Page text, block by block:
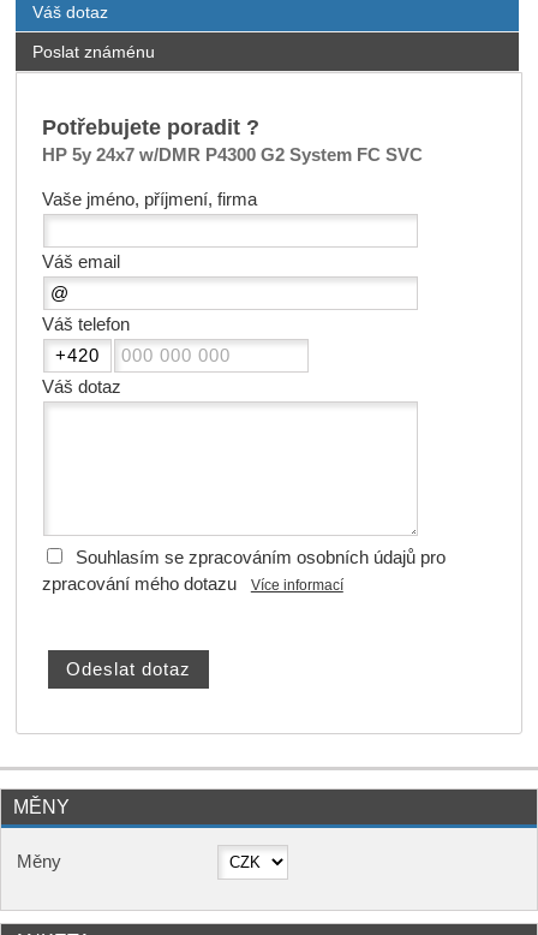
Váš dotaz
Poslat známénu
Potřebujete poradit ?
HP 5y 24x7 w/DMR P4300 G2 System FC SVC
Vaše jméno, příjmení, firma
Váš email
Váš telefon
Váš dotaz
Souhlasím se zpracováním osobních údajů pro
zpracování mého dotazu
Více informací
MĚNY
Měny